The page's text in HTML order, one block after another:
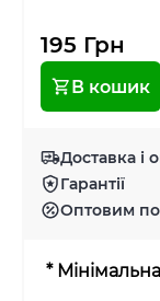
195 Грн
В кошик
Доставка і
Гарантії
Оптовим
*